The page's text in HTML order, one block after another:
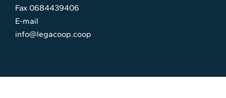
Fax 0684439406
E-mail
info@legacoop.coop